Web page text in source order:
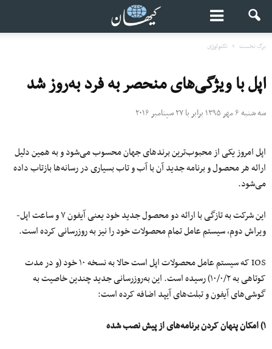
برگ نخست تکنولوژی
اپل با ویژگی‌های منحصر به فرد به‌روز شد
سه شنبه ۶ مهر ۱۳۹۵ برابر با ۲۷ سپتامبر ۲۰۱۶
اپل امروز یکی از محبوب‌ترین برندهای جهان محسوب می‌شود و به همین دلیل
ارائه هر محصول و برنامه جدید آن با آب و تاب بسیاری در رسانه‌ها بازتاب داده
می‌شود.
این شرکت به تازگی با ارائه دو محصول جدید خود یعنی آیفون ۷ و ساعت اپل-
ویراش دوم، سیستم عامل تمام محصولات خود را نیز به روزرسانی کرده است.
IOS که سیستم عامل محصولات اپل است حالا به نسخه ۱۰ خود (و در مدت
کوتاهی به ۱۰/۰/۲) رسیده است. این به‌روزرسانی جدید چندین خاصیت به
گوشی‌های آیفون و تبلت‌های آیپد اضافه کرده است:
۱) امکان پنهان کردن برنامه‌های از پیش نصب شده